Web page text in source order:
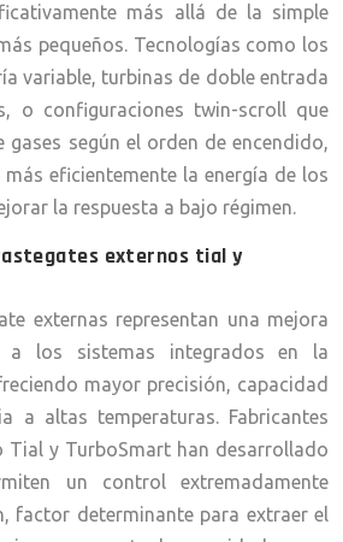
más allá de la simple
pequeños. Tecnologías como los
variable, turbinas de doble entrada
o configuraciones twin-scroll que
según el orden de encendido,
eficientemente la energía de los
la respuesta a bajo régimen.
externos tial y
externas representan una mejora
a los sistemas integrados en la
mayor precisión, capacidad
a altas temperaturas. Fabricantes
Tial y TurboSmart han desarrollado
un control extremadamente
factor determinante para extraer el